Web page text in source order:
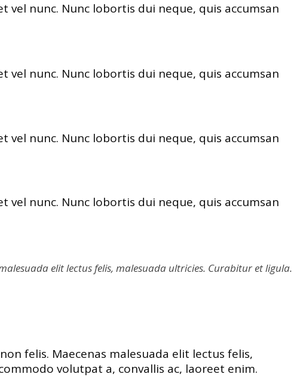
nunc. Nunc lobortis dui neque, quis accumsan
nunc. Nunc lobortis dui neque, quis accumsan
nunc. Nunc lobortis dui neque, quis accumsan
nunc. Nunc lobortis dui neque, quis accumsan
elit lectus felis, malesuada ultricies. Curabitur et ligula.
felis. Maecenas malesuada elit lectus felis,
volutpat a, convallis ac, laoreet enim.